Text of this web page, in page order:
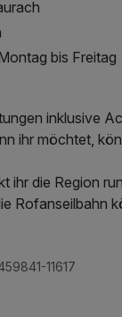
bis Freitag
inklusive
ihr möchtet,
ihr die Region
Rofanseilbahn
Zahnradbahn
11617